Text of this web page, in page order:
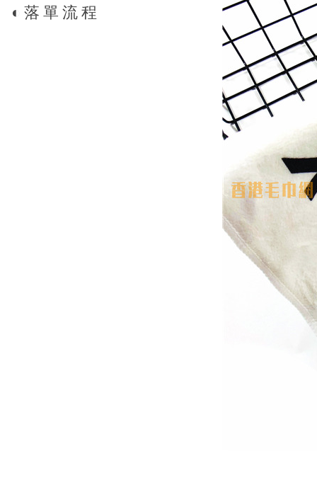
◐ 落單流程